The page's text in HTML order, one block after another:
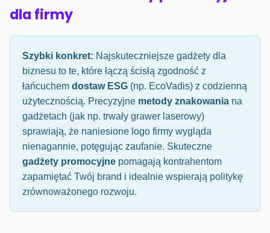
dla firmy
Szybki konkret: Najskuteczniejsze gadżety dla
biznesu to te, które łączą ścisłą zgodność z
łańcuchem dostaw ESG (np. EcoVadis) z codzienną
użytecznością. Precyzyjne metody znakowania na
gadżetach (jak np. trwały grawer laserowy)
sprawiają, że naniesione logo firmy wygląda
nienagannie, potęgując zaufanie. Skuteczne
gadżety promocyjne pomagają kontrahentom
zapamiętać Twój brand i idealnie wspierają politykę
zrównoważonego rozwoju.